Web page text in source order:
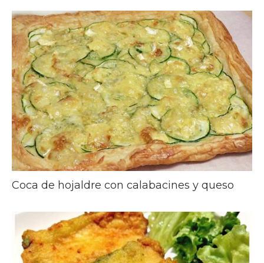
Coca de hojaldre con calabacines y queso